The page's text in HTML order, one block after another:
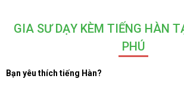
GIA SƯ DẠY KÈM TIẾNG HÀN
PHÚ
Bạn yêu thích tiếng Hàn?